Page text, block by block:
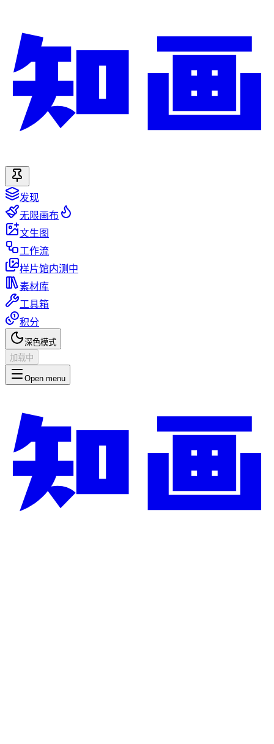
发现
无限画布
文生图
工作流
样片馆内测中
素材库
工具箱
积分
深色模式
加载中
Open menu